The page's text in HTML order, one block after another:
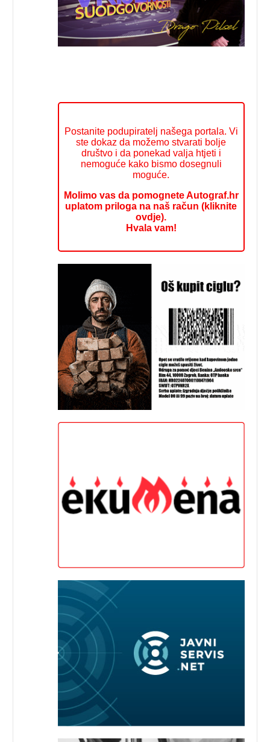
Postanite podupiratelj našega portala. Vi
ste dokaz da možemo stvarati bolje
društvo i da ponekad valja htjeti i
nemoguće kako bismo dosegnuli
moguće.
Molimo vas da pomognete Autograf.hr
uplatom priloga na naš račun (kliknite
ovdje).
Hvala vam!